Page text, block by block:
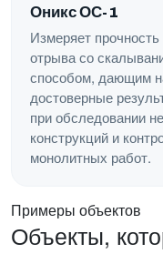
Оникс ОС-1
Измеряет
отрыва со
способом, дающим
достоверные
при обследовании
конструкций и
монолитных работ.
Примеры объектов
Объекты,